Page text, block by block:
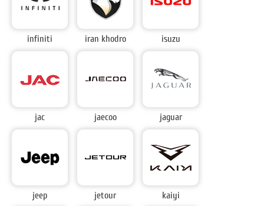
infiniti iran khodro isuzu
jac jaecoo jaguar
jeep jetour kaiyi